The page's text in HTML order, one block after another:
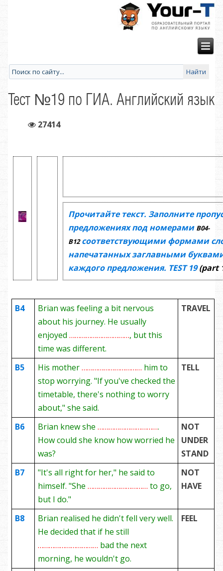
Тест №19 по ГИА. Английский язык
27414
Прочитайте текст. Заполните
предложениях под номерами В04-
В12 соответствующими формами
напечатанных заглавными
каждого предложения. TEST19(part
B4
Brian was feeling a bit nervous
about his journey. He usually
enjoyed ……………………………, but this
time was different.
TRAVEL
B5 His mother…………………………… him to
stop worrying. "If you've checked the
timetable, there's nothing to worry
about," she said.
TELL
B6 Brian knew she …………………………….
How could she know how worried he
was?
NOT
UNDER
STAND
B7
"It's all right for her," he said to
himself. "She …………………………… to go,
but I do."
NOT
HAVE
B8
Brian realised he didn't fell very well.
He decided that if he still
…………………………… bad the next
morning, he wouldn't go.
FEEL